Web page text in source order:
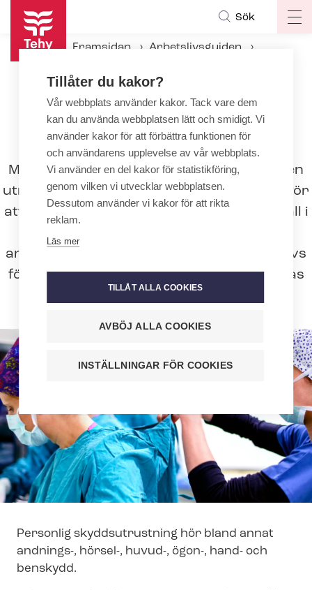
Hoppa
huvudinnehåll
Sök
Framsidan
Arbetslivsguiden
Arbetarskydd
Personlig skyddsutrustning
Personlig skyddsutrustning
Med personlig skyddsutrustning avses den
utrustning som arbetstagaren använder för
att skydda sig mot sjukdomar och olycksfall i
anskaffa den skyddsutrustning som behövs
för att förhindra att arbetstagarna skadas
Personlig skyddsutrustning hör bland annat
andnings-, hörsel-, huvud-, ögon-, hand- och
benskydd.
Tillåter du kakor?
Vår webbplats använder kakor. Tack vare dem
kan du använda webbplatsen lätt och smidigt. Vi
använder kakor för att förbättra funktionen för
och användarens upplevelse av vår webbplats.
Vi använder en del kakor för statistikföring,
genom vilken vi utvecklar webbplatsen.
Dessutom använder vi kakor för att rikta
reklam.
Läs mer
TILLÅT ALLA COOKIES
AVBÖJ ALLA COOKIES
INSTÄLLNINGAR FÖR COOKIES